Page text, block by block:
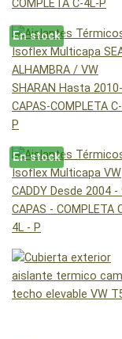
En stock
En stock